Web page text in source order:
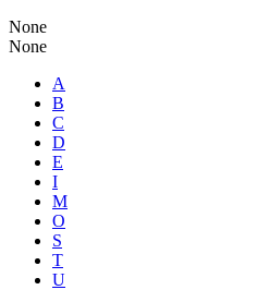
None
None
A
B
C
D
E
I
M
O
S
T
U